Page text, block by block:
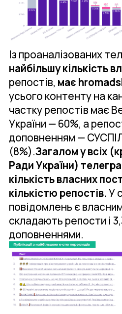
Із проаналізованих
найбільшу кількість
репостів, має
усього контенту на
частку репостів має
України — 60%, а
доповненням —
(8%).Загалом у всіх
Ради України)
кількість власних
кількістю репостів.У
повідомлень є
складають репости і
доповненнями.